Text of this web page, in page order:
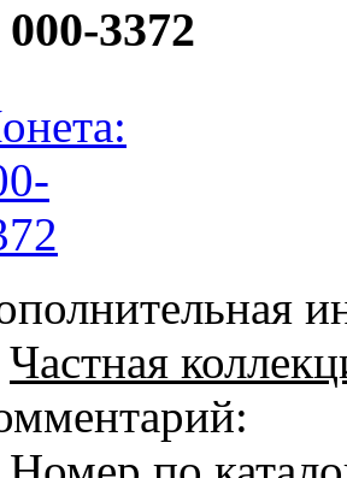
3372
Частная